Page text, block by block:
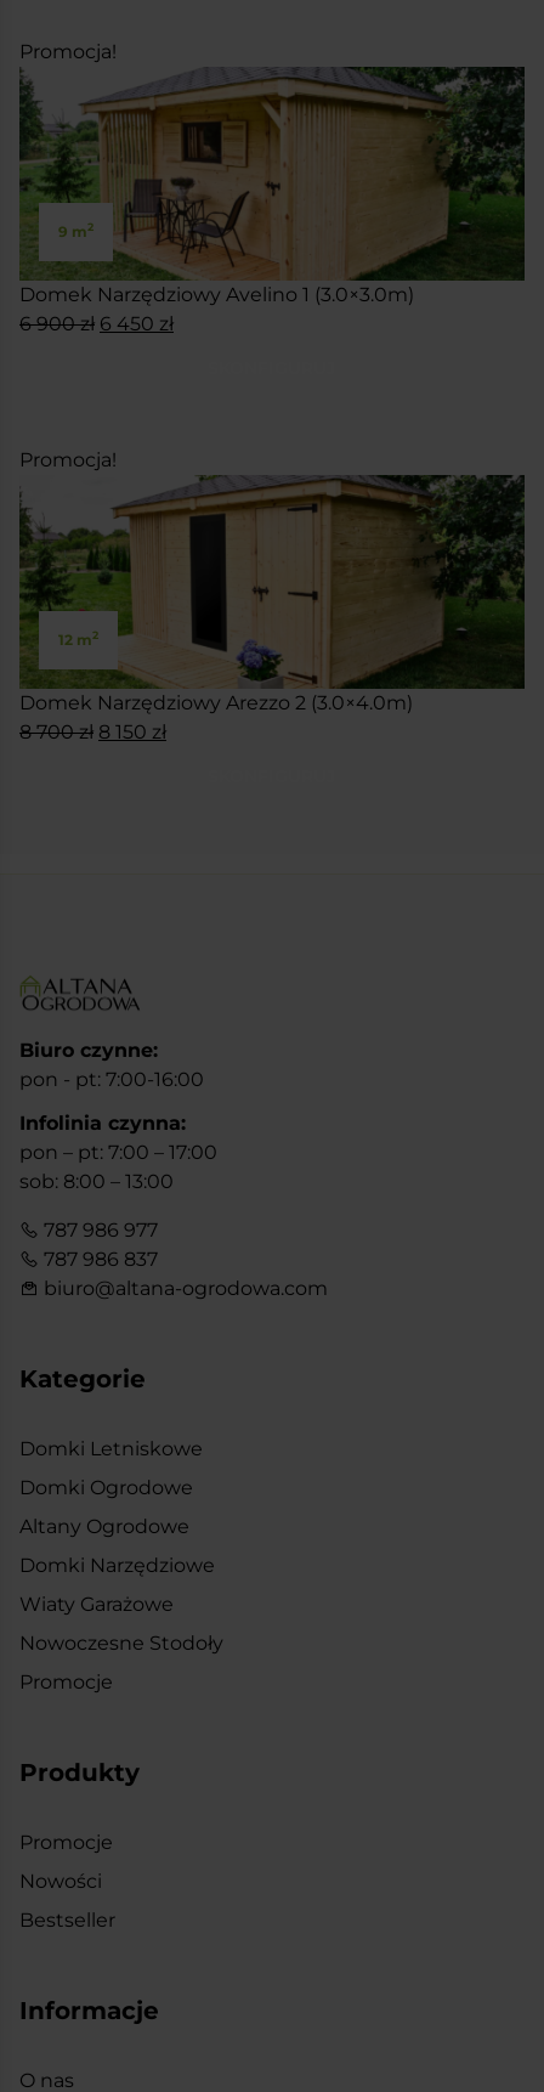
Promocja!
9 m2
Domek Narzędziowy Avelino 1 (3.0×3.0m)
6 900zł Pierwotna
6 450 złAktualna
Promocja!
12 m2
Domek Narzędziowy Arezzo 2 (3.0×4.0m)
8 700zł Pierwotna
8 150 złAktualna
Biuro czynne:
pon - pt: 7:00-16:00
Infolinia czynna:
pon – pt: 7:00 – 17:00
sob: 8:00 – 13:00
787 986 977
787 986 837
biuro@altana-ogrodowa.com
Kategorie
Domki Letniskowe
Domki Ogrodowe
Altany Ogrodowe
Domki Narzędziowe
Wiaty Garażowe
Nowoczesne Stodoły
Promocje
Produkty
Promocje
Nowości
Bestseller
Informacje
O nas